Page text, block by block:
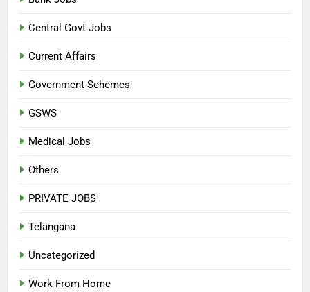
Central Govt Jobs
Current Affairs
Government Schemes
GSWS
Medical Jobs
Others
PRIVATE JOBS
Telangana
Uncategorized
Work From Home